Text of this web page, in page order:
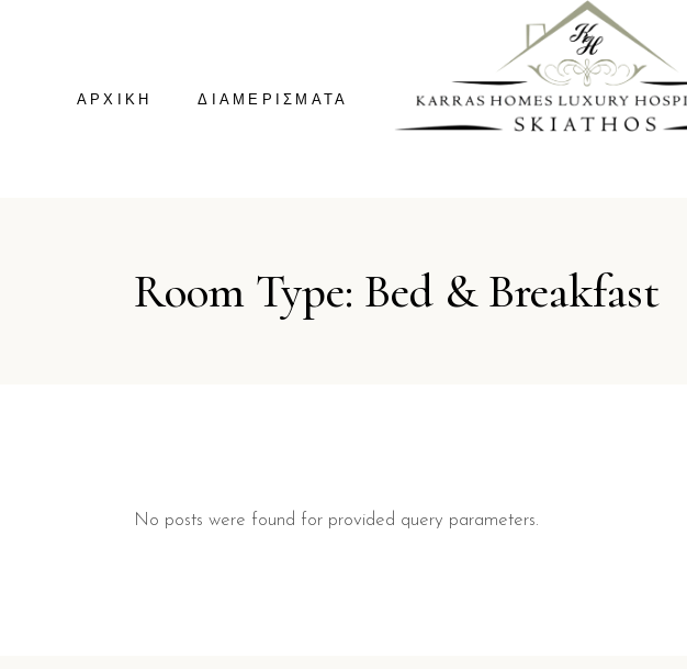
ΑΡΧΙΚΗ ΔΙΑΜΕΡΊΣΜΑΤΑ
VILLA KALDERA
Room Type: Bed & Breakfast
No posts were found for provided query parameters.